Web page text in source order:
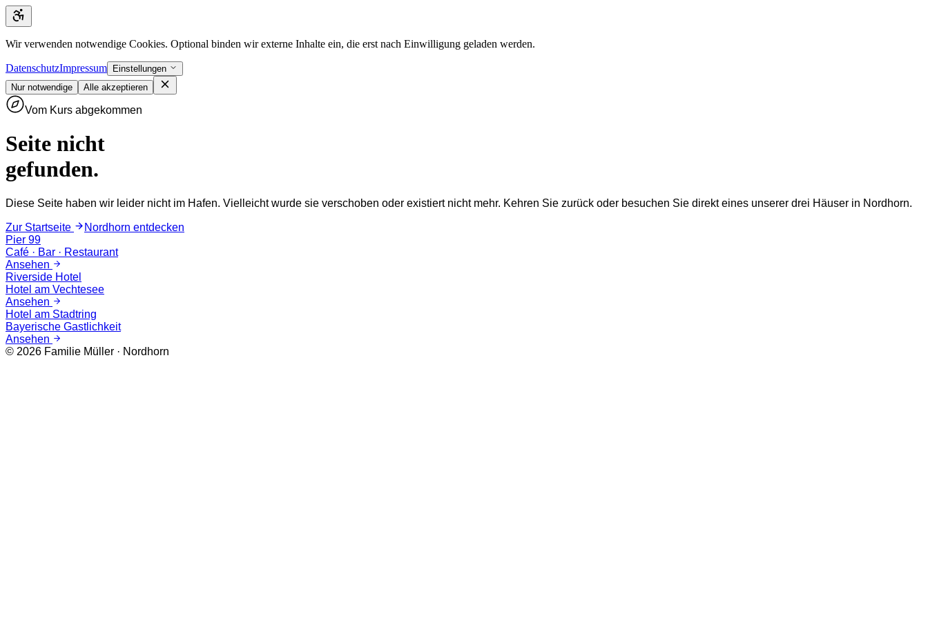
Zum Inhalt springen
Wir verwenden notwendige Cookies. Optional binden wir externe Inhalte ein, die erst nach Einwilligung geladen werden.
DatenschutzImpressum
Einstellungen
Nur notwendige
Alle akzeptieren
Vom Kurs abgekommen
Seite nicht
gefunden.
Diese Seite haben wir leider nicht im Hafen. Vielleicht wurde sie verschoben oder existiert nicht mehr. Kehren Sie zurück oder besuchen Sie direkt eines unserer drei Häuser in Nordhorn.
Zur Startseite
Nordhorn entdecken
Pier 99
Café · Bar · Restaurant
Ansehen
Riverside Hotel
Hotel am Vechtesee
Ansehen
Hotel am Stadtring
Bayerische Gastlichkeit
Ansehen
© 2026 Familie Müller · Nordhorn